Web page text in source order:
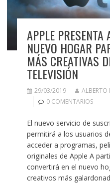
APPLE PRESENTA
NUEVO HOGAR
MÁS CREATIVAS
TELEVISIÓN
29/03/2019 ALBERTO
0 COMENTARIOS
El nuevo servicio de
permitirá a los usuarios
acceder a programas,
originales de Apple A
convertirá en el nuevo
creativos más